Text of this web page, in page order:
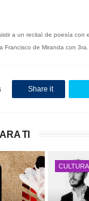
a un recital de poesía
Francisco de Miranda con
Share it
TI